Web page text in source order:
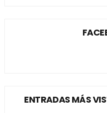
ENTRADAS MÁS